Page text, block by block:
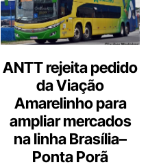
ANTT rejeita pedido
da Viação
Amarelinho para
ampliar mercados
na linha Brasília–
Ponta Porã